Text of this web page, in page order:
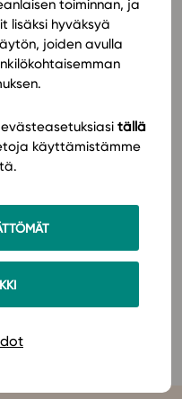
toiminnan, ja
lisäksi hyväksyä
joiden avulla
tällä
käyttämistämme
ja tutustumaan
tutustuville
jo nyt:
ja kirjallisuus -sarja